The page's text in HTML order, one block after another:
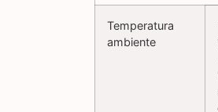
Temperatura
ambiente